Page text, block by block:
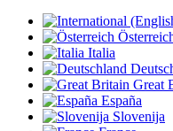
Italia
Great
España
Slovenija